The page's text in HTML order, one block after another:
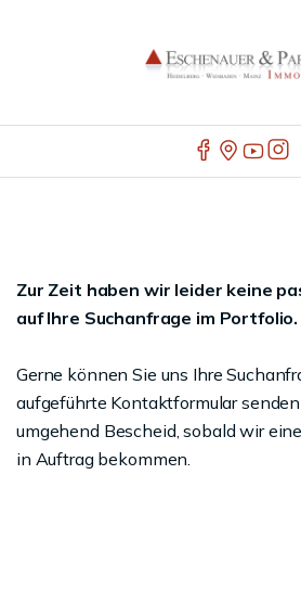
Zur Zeit haben wir leider keine
auf Ihre Suchanfrage im Portfolio.
Gerne können Sie uns Ihre
aufgeführte Kontaktformular
umgehend Bescheid, sobald wir
in Auftrag bekommen.